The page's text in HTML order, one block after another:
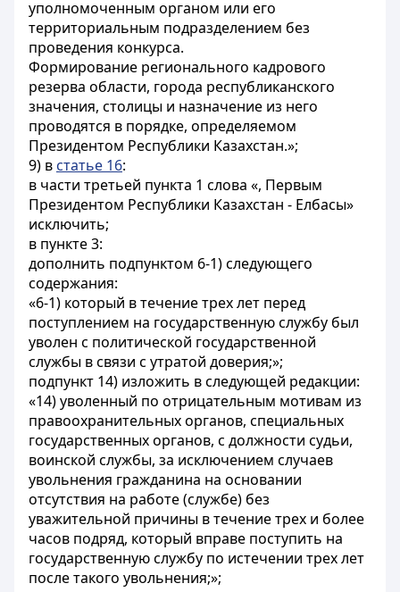
уполномоченным органом или его
территориальным подразделением без
проведения конкурса.
Формирование регионального кадрового
резерва области, города республиканского
значения, столицы и назначение из него
проводятся в порядке, определяемом
Президентом Республики Казахстан.»;
9) в статье 16:
в части третьей пункта 1 слова «, Первым
Президентом Республики Казахстан - Елбасы»
исключить;
в пункте 3:
дополнить подпунктом 6-1) следующего
содержания:
«6-1) который в течение трех лет перед
поступлением на государственную службу был
уволен с политической государственной
службы в связи с утратой доверия;»;
подпункт 14) изложить в следующей редакции:
«14) уволенный по отрицательным мотивам из
правоохранительных органов, специальных
государственных органов, с должности судьи,
воинской службы, за исключением случаев
увольнения гражданина на основании
отсутствия на работе (службе) без
уважительной причины в течение трех и более
часов подряд, который вправе поступить на
государственную службу по истечении трех лет
после такого увольнения;»;